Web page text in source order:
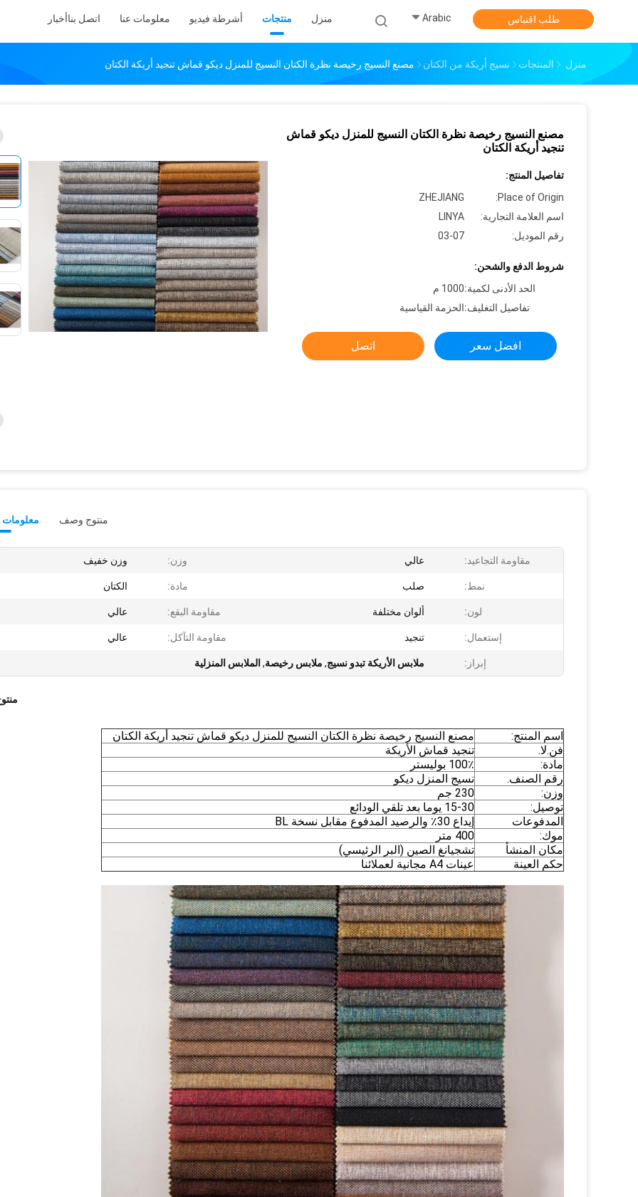
منزل منتجات أشرطة فيديو معلومات عنا اتصل بناأخبار Arabic طلب اقتباس
منزل المنتجات نسيج أريكة من الكتان مصنع النسيج رخيصة نظرة الكتان النسيج للمنزل ديكو قماش تنجيد أريكة الكتان
مصنع النسيج رخيصة نظرة الكتان النسيج للمنزل ديكو قماش
تنجيد أريكة الكتان
تفاصيل المنتج:
Place of Origin:
ZHEJIANG
اسم العلامة التجارية:
LINYA
رقم الموديل:
03-07
شروط الدفع والشحن:
الحد الأدنى لكمية:1000 م
تفاصيل التغليف:الحزمة القياسية
افضل سعر اتصل
معلومات منتوج وصف
مقاومة التجاعيد: عالي وزن: وزن خفيف
نمط: صلب مادة: الكتان
لون: ألوان مختلفة مقاومة البقع: عالي
إستعمال: تنجيد مقاومة التآكل: عالي
إبراز: ملابس الأريكة تبدو نسيج, ملابس رخيصة, الملابس المنزلية
اسم المنتج:
مصنع النسيج رخيصة نظرة الكتان النسيج للمنزل ديكو قماش تنجيد أريكة الكتان
فن.لا.
تنجيد قماش الأريكة
مادة:
100٪ بوليستر
رقم الصنف.
نسيج المنزل ديكو
وزن:
230 جم
توصيل:
15-30 يوما بعد تلقي الودائع
المدفوعات
إيداع 30٪ والرصيد المدفوع مقابل نسخة BL
موك:
400 متر
مكان المنشأ
تشجيانغ الصين (البر الرئيسي)
حكم العينة
عينات A4 مجانية لعملائنا